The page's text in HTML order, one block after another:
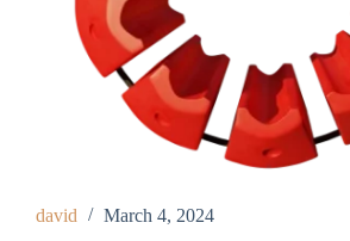
david March 4, 2024